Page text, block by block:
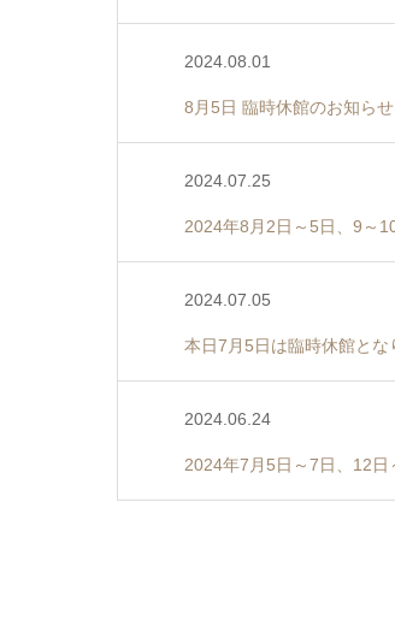
2024.08.01
8月5日 臨時休館のお知らせ
2024.07.25
2024年8月2日～5日、9～
2024.07.05
本日7月5日は臨時休館とな
2024.06.24
2024年7月5日～7日、12日